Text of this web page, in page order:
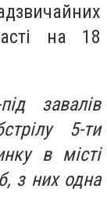
на 18
завалів
5-ти
в місті
з них одна